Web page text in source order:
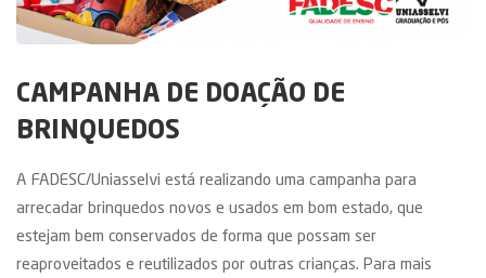
CAMPANHA DE DOAÇÃO DE
BRINQUEDOS
A FADESC/Uniasselvi está realizando uma campanha para
arrecadar brinquedos novos e usados em bom estado, que
estejam bem conservados de forma que possam ser
reaproveitados e reutilizados por outras crianças. Para mais